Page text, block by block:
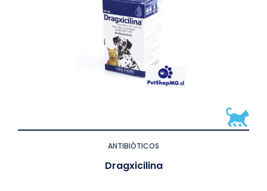
ANTIBIÓTICOS
Dragxicilina